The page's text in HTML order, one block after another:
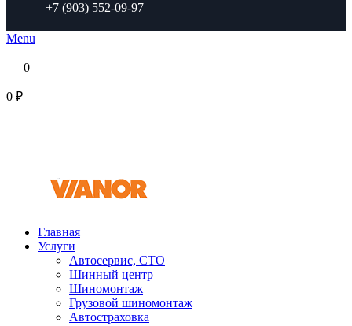
+7 (903) 552-09-97
Menu
0
0 ₽
Главная
Услуги
Автосервис, СТО
Шинный центр
Шиномонтаж
Грузовой шиномонтаж
Автостраховка